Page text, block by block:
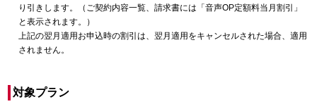
り引きします。（ご契約内容一覧、請求書には「音声OP定額料当月割引」
と表示されます。）
上記の翌月適用お申込時の割引は、翌月適用をキャンセルされた場合、適用
されません。
対象プラン